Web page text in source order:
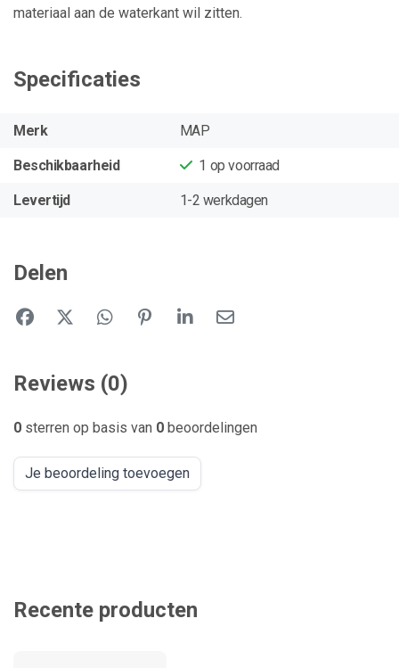
materiaal aan de waterkant wil zitten.
Specificaties
Merk MAP
Beschikbaarheid 1 op voorraad
Levertijd 1-2 werkdagen
Delen
Reviews (0)
0 sterren op basis van 0 beoordelingen
Je beoordeling toevoegen
Recente producten